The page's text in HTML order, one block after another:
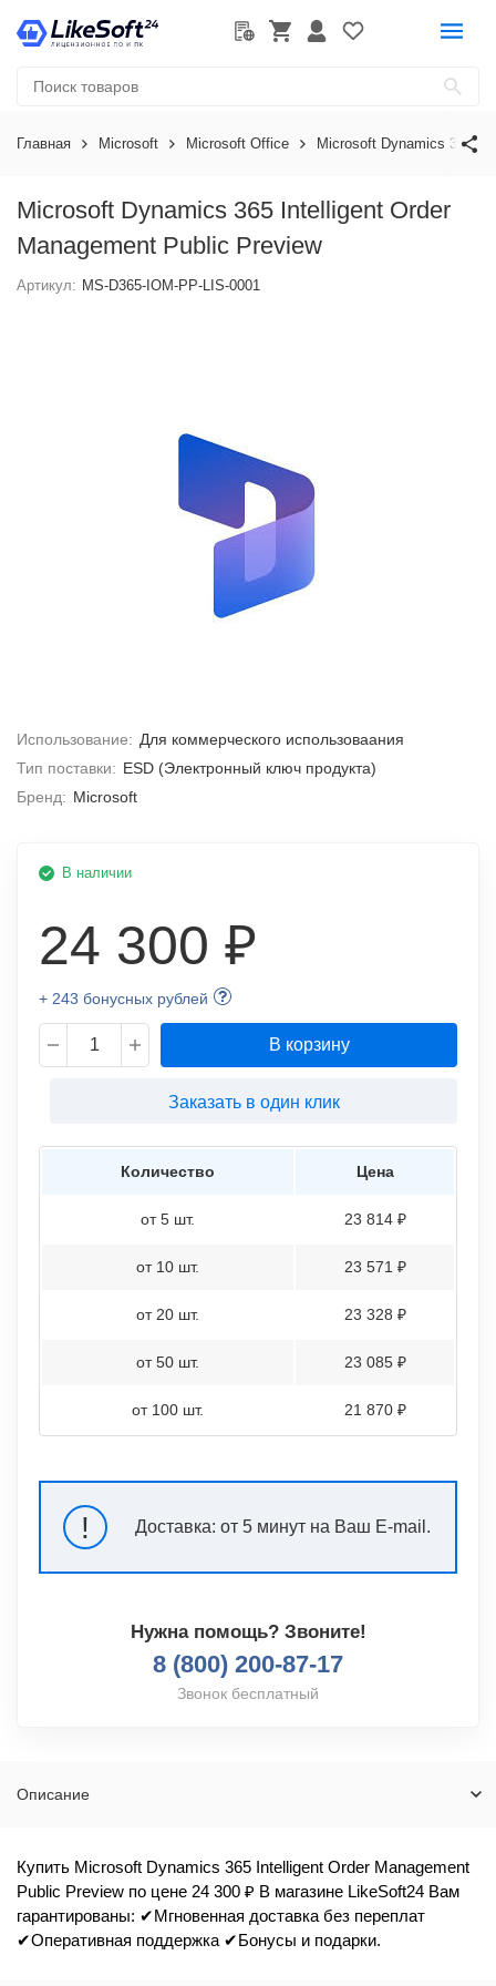
Главная Microsoft Microsoft Office Microsoft Dynamics 365
Microsoft Dynamics 365 Intelligent Order
Management Public Preview
Артикул: MS-D365-IOM-PP-LIS-0001
Использование: Для коммерческого использоваания
Тип поставки: ESD (Электронный ключ продукта)
Бренд: Microsoft
В наличии
24 300 ₽
+ 243 бонусных рублей
В корзину
Заказать в один клик
Количество Цена
от 5 шт. 23 814 ₽
от 10 шт. 23 571 ₽
от 20 шт. 23 328 ₽
от 50 шт. 23 085 ₽
от 100 шт. 21 870 ₽
! Доставка: от 5 минут на Ваш E-mail.
Нужна помощь? Звоните!
8 (800) 200-87-17
Звонок бесплатный
Описание
Купить Microsoft Dynamics 365 Intelligent Order Management
Public Preview по цене 24 300 ₽ В магазине LikeSoft24 Вам
гарантированы: ✔Мгновенная доставка без переплат
✔Оперативная поддержка ✔Бонусы и подарки.